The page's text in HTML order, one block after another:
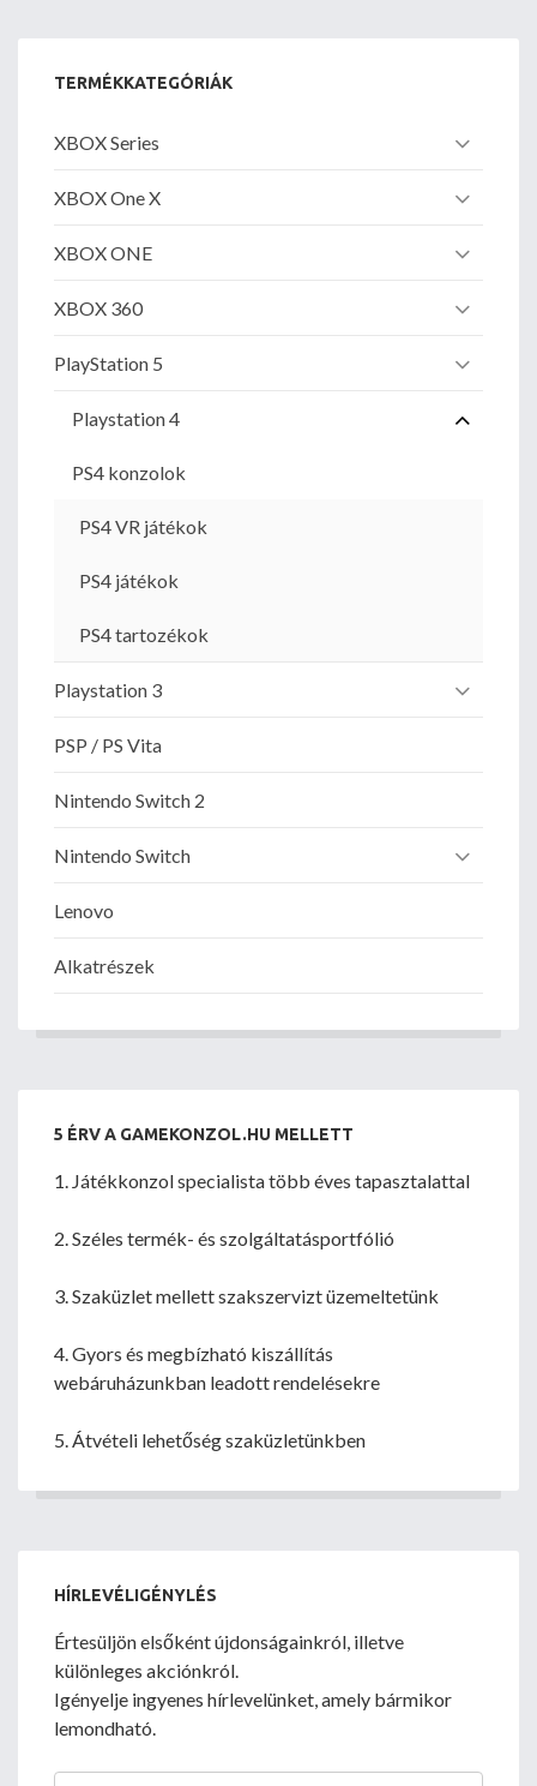
TERMÉKKATEGÓRIÁK
XBOX Series
XBOX One X
XBOX ONE
XBOX 360
PlayStation 5
Playstation 4
PS4 konzolok
PS4 VR játékok
PS4 játékok
PS4 tartozékok
Playstation 3
PSP / PS Vita
Nintendo Switch 2
Nintendo Switch
Lenovo
Alkatrészek
5 ÉRV A GAMEKONZOL.HU MELLETT
1. Játékkonzol specialista több éves tapasztalattal
2. Széles termék- és szolgáltatásportfólió
3. Szaküzlet mellett szakszervizt üzemeltetünk
4. Gyors és megbízható kiszállítás
webáruházunkban leadott rendelésekre
5. Átvételi lehetőség szaküzletünkben
HÍRLEVÉLIGÉNYLÉS
Értesüljön elsőként újdonságainkról, illetve
különleges akciónkról.
Igényelje ingyenes hírlevelünket, amely bármikor
lemondható.